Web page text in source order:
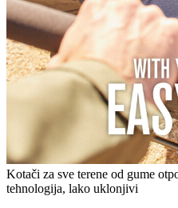
Kotači za sve terene od gume
tehnologija, lako uklonjivi